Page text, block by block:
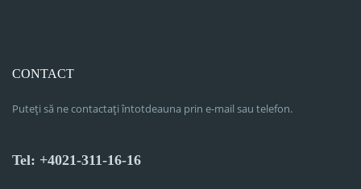
CONTACT
Puteți să ne contactați întotdeauna prin e-mail sau telefon.
Tel: +4021-311-16-16